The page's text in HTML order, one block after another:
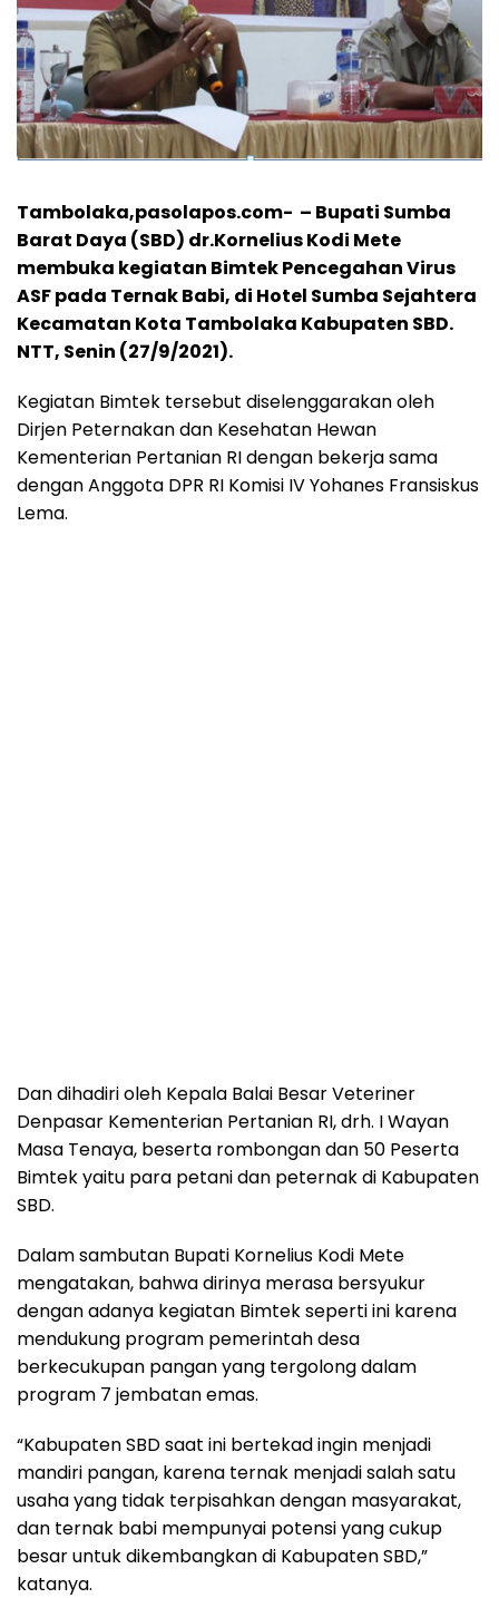
Tambolaka,pasolapos.com- – Bupati Sumba
Barat Daya (SBD) dr.Kornelius Kodi Mete
membuka kegiatan Bimtek Pencegahan Virus
ASF pada Ternak Babi, di Hotel Sumba Sejahtera
Kecamatan Kota Tambolaka Kabupaten SBD.
NTT, Senin (27/9/2021).
Kegiatan Bimtek tersebut diselenggarakan oleh
Dirjen Peternakan dan Kesehatan Hewan
Kementerian Pertanian RI dengan bekerja sama
dengan Anggota DPR RI Komisi IV Yohanes Fransiskus
Lema.
Dan dihadiri oleh Kepala Balai Besar Veteriner
Denpasar Kementerian Pertanian RI, drh. I Wayan
Masa Tenaya, beserta rombongan dan 50 Peserta
Bimtek yaitu para petani dan peternak di Kabupaten
SBD.
Dalam sambutan Bupati Kornelius Kodi Mete
mengatakan, bahwa dirinya merasa bersyukur
dengan adanya kegiatan Bimtek seperti ini karena
mendukung program pemerintah desa
berkecukupan pangan yang tergolong dalam
program 7 jembatan emas.
“Kabupaten SBD saat ini bertekad ingin menjadi
mandiri pangan, karena ternak menjadi salah satu
usaha yang tidak terpisahkan dengan masyarakat,
dan ternak babi mempunyai potensi yang cukup
besar untuk dikembangkan di Kabupaten SBD,”
katanya.